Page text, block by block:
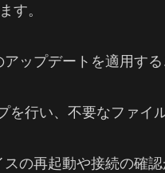
す。
ップデートを適用す
を行い、不要なファイ
の再起動や接続の確